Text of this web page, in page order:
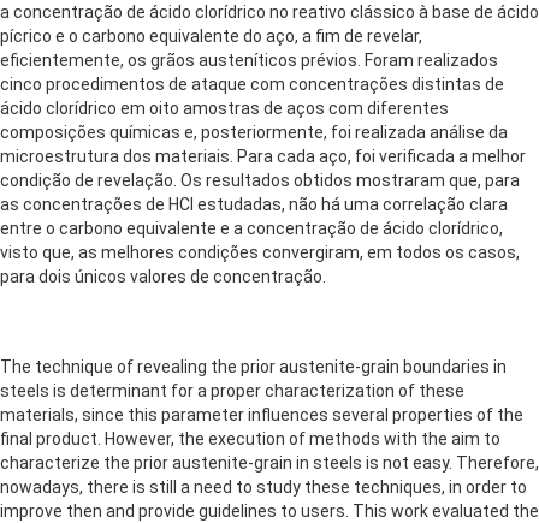
a concentração de ácido clorídrico no reativo clássico à base de ácido
pícrico e o carbono equivalente do aço, a fim de revelar,
eficientemente, os grãos austeníticos prévios. Foram realizados
cinco procedimentos de ataque com concentrações distintas de
ácido clorídrico em oito amostras de aços com diferentes
composições químicas e, posteriormente, foi realizada análise da
microestrutura dos materiais. Para cada aço, foi verificada a melhor
condição de revelação. Os resultados obtidos mostraram que, para
as concentrações de HCl estudadas, não há uma correlação clara
entre o carbono equivalente e a concentração de ácido clorídrico,
visto que, as melhores condições convergiram, em todos os casos,
para dois únicos valores de concentração.
The technique of revealing the prior austenite-grain boundaries in
steels is determinant for a proper characterization of these
materials, since this parameter influences several properties of the
final product. However, the execution of methods with the aim to
characterize the prior austenite-grain in steels is not easy. Therefore,
nowadays, there is still a need to study these techniques, in order to
improve then and provide guidelines to users. This work evaluated the